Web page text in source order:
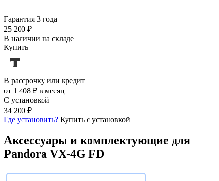
Гарантия 3 года
25 200 ₽
В наличии на складе
Купить
В рассрочку или кредит
от 1 408 ₽ в месяц
С установкой
34 200 ₽
Где установить? Купить с установкой
Аксессуары и комплектующие для
Pandora VX-4G FD